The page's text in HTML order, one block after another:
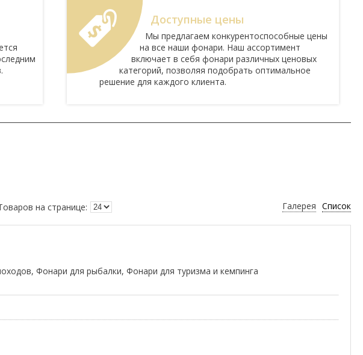
Доступные цены
Мы предлагаем конкурентоспособные цены
на все наши фонари. Наш ассортимент
включает в себя фонари различных ценовых
категорий, позволяя подобрать оптимальное
решение для каждого клиента.
Галерея Список
Фонари для рыбалки, Фонари для туризма и кемпинга